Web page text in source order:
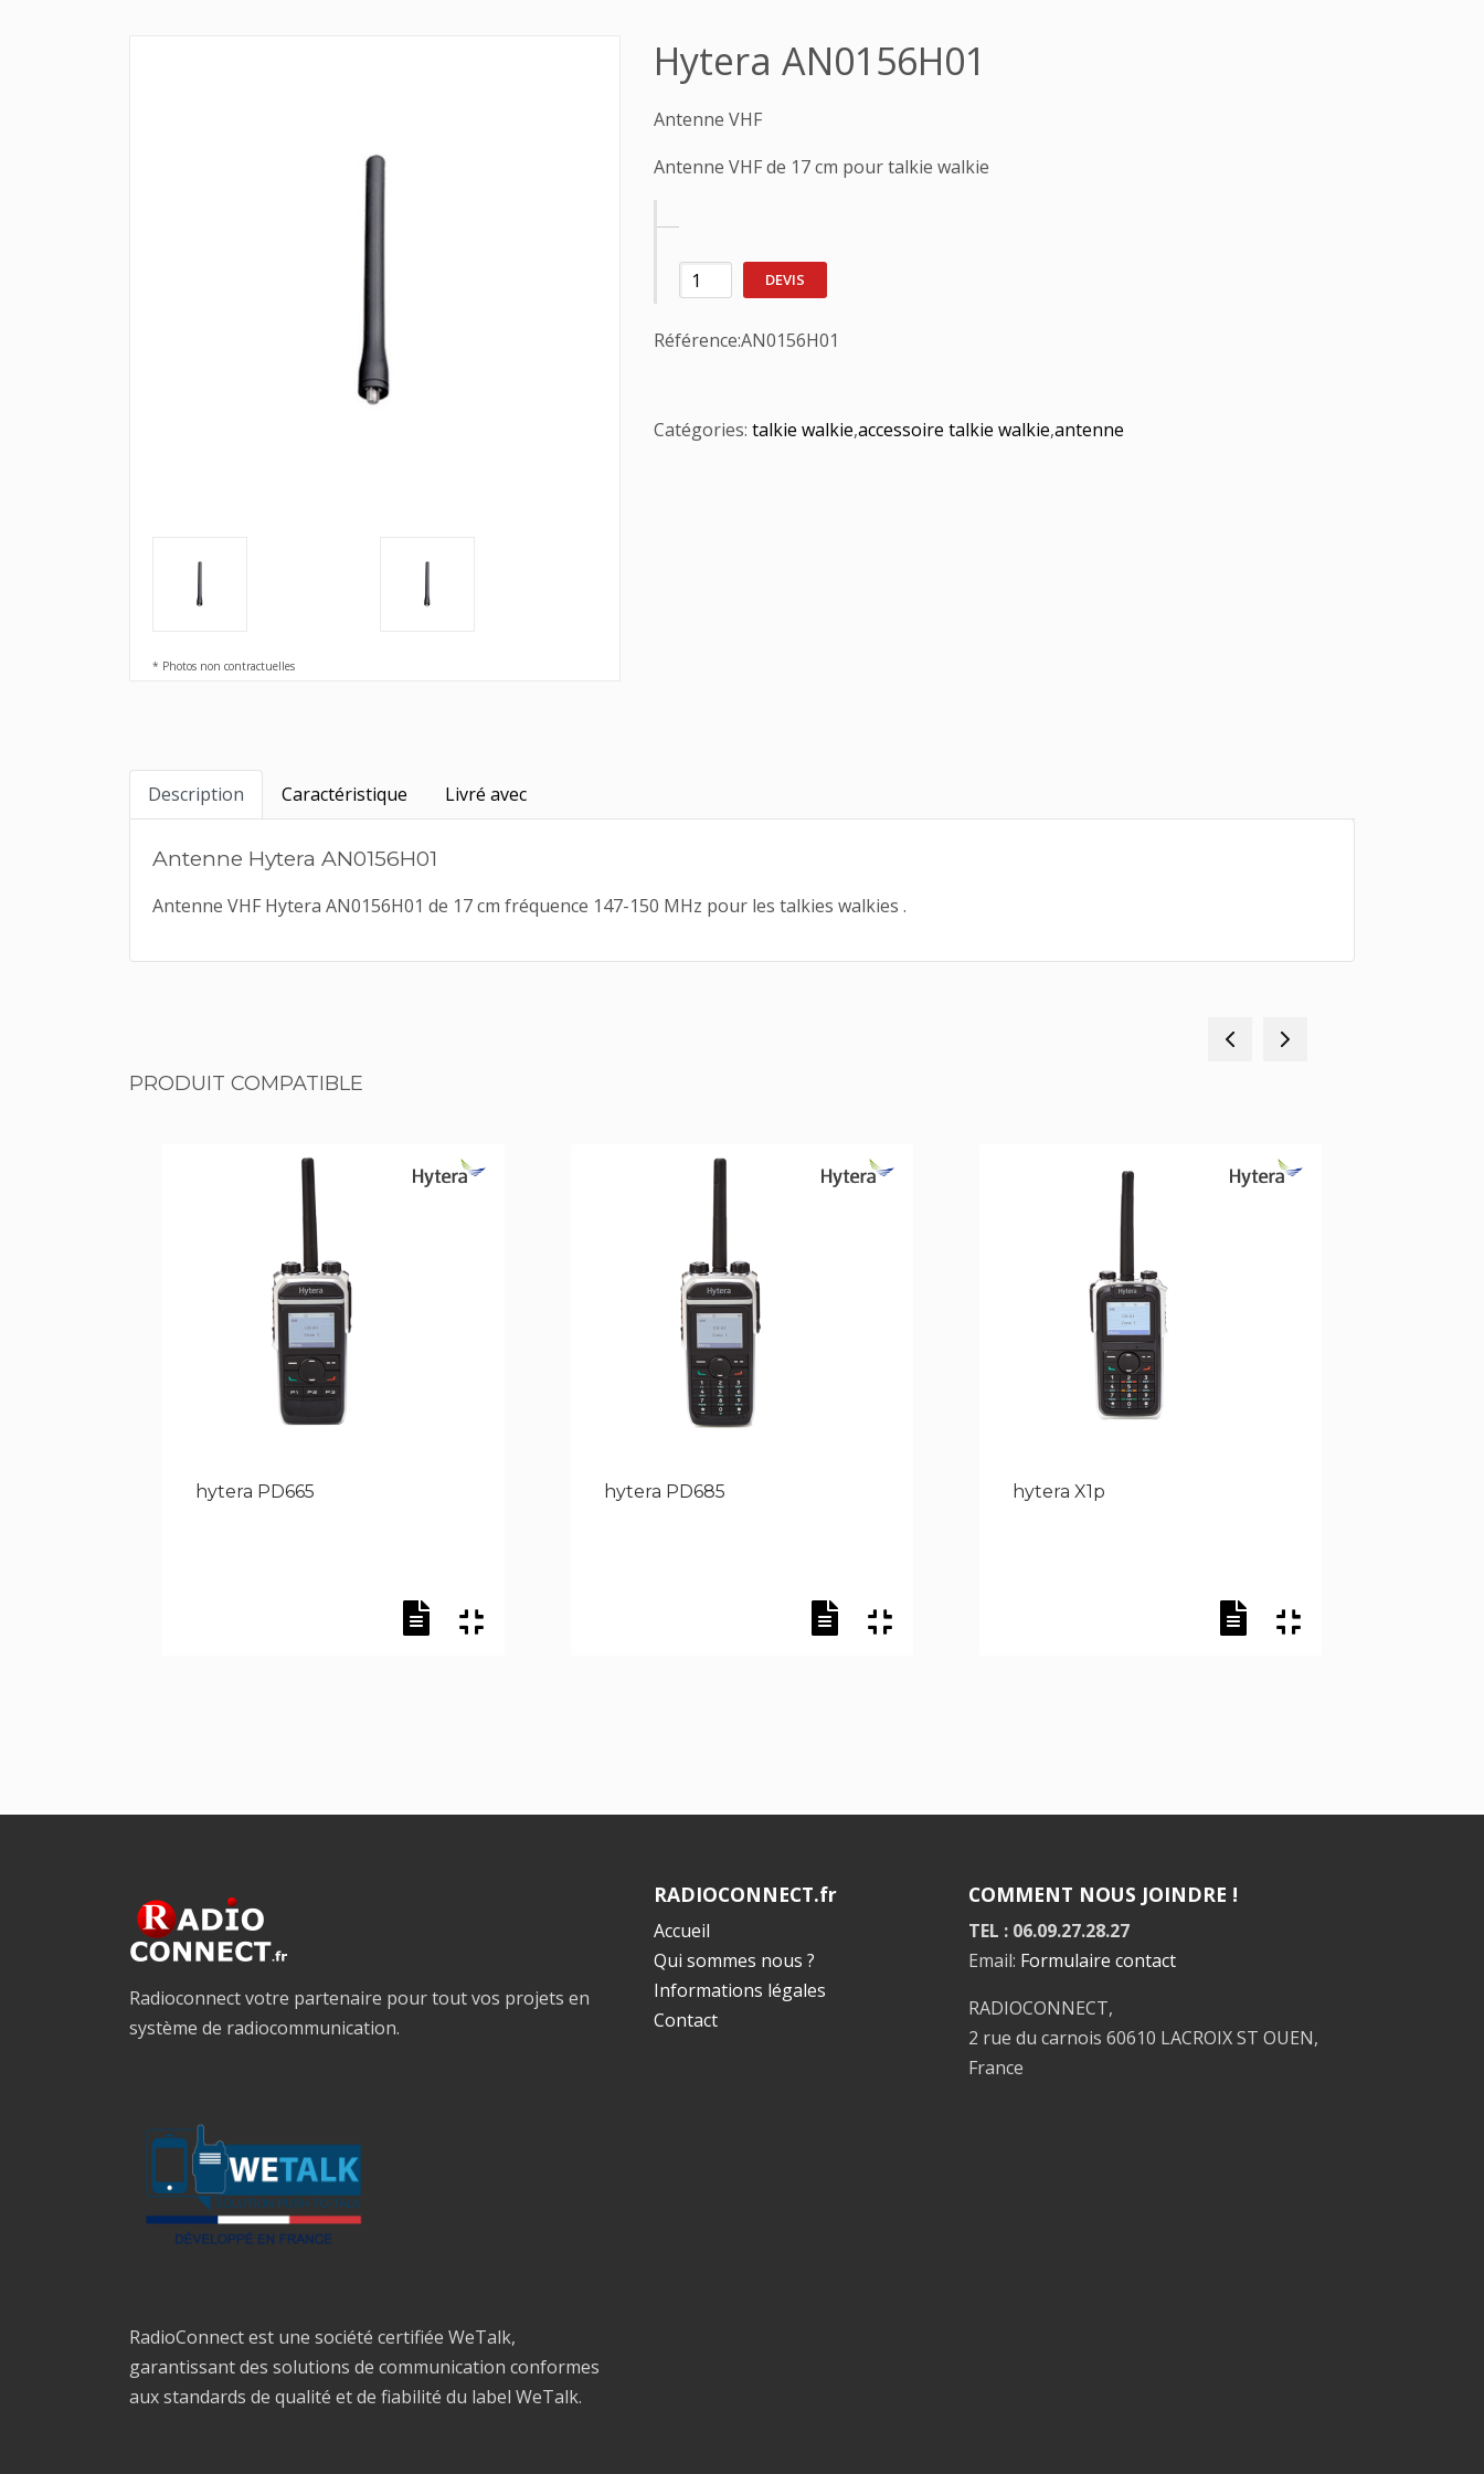
* Photos non contractuelles
Hytera AN0156H01
Antenne VHF
Antenne VHF de 17 cm pour talkie walkie
DEVIS
Référence:AN0156H01
Catégories: talkie walkie,accessoire talkie walkie,antenne
Description Caractéristique Livré avec
Antenne Hytera AN0156H01
Antenne VHF Hytera AN0156H01 de 17 cm fréquence 147-150 MHz pour les talkies walkies .
PRODUIT COMPATIBLE
hytera PD665 hytera PD685 hytera X1p
Radioconnect votre partenaire pour tout vos projets en
système de radiocommunication.
RadioConnect est une société certifiée WeTalk,
garantissant des solutions de communication conformes
aux standards de qualité et de fiabilité du label WeTalk.
RADIOCONNECT.fr
Accueil
Qui sommes nous ?
Informations légales
Contact
COMMENT NOUS JOINDRE !
TEL : 06.09.27.28.27
Email: Formulaire contact
RADIOCONNECT,
2 rue du carnois 60610 LACROIX ST OUEN,
France